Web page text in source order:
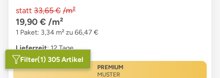
statt 33,65 € /m²
19,90 € /m²
1 Paket: 3,34 m² zu 66,47 €
Lieferzeit: 12 Tage
PREMIUM
MUSTER
Filter(1) 305 Artikel